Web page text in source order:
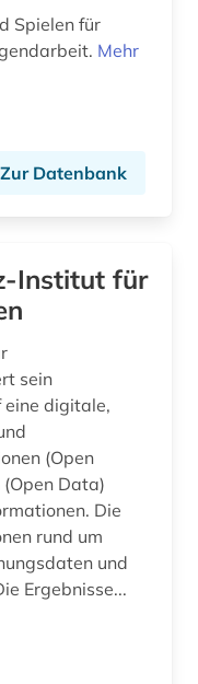
Spielen für
Mehr
Zur Datenbank
Institut für
sein
eine digitale,
(Open
Data)
Die
rund um
und
Ergebnisse...